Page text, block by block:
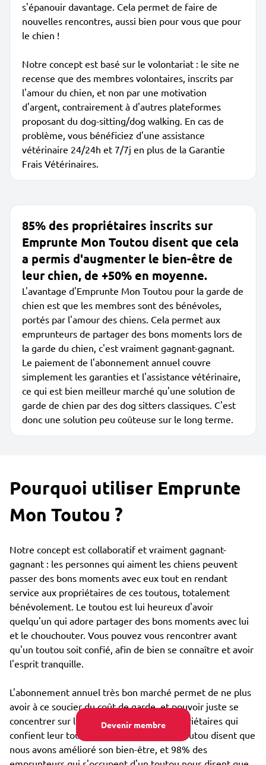
Devenir membre
s'épanouir davantage. Cela permet de faire de
nouvelles rencontres, aussi bien pour vous que pour
le chien !
Notre concept est basé sur le volontariat : le site ne
recense que des membres volontaires, inscrits par
l'amour du chien, et non par une motivation
d'argent, contrairement à d'autres plateformes
proposant du dog-sitting/dog walking. En cas de
problème, vous bénéficiez d'une assistance
vétérinaire 24/24h et 7/7j en plus de la Garantie
Frais Vétérinaires.
85% des propriétaires inscrits sur
Emprunte Mon Toutou disent que cela
a permis d'augmenter le bien-être de
leur chien, de +50% en moyenne.
L'avantage d'Emprunte Mon Toutou pour la garde de
chien est que les membres sont des bénévoles,
portés par l'amour des chiens. Cela permet aux
emprunteurs de partager des bons moments lors de
la garde du chien, c'est vraiment gagnant-gagnant.
Le paiement de l'abonnement annuel couvre
simplement les garanties et l'assistance vétérinaire,
ce qui est bien meilleur marché qu'une solution de
garde de chien par des dog sitters classiques. C'est
donc une solution peu coûteuse sur le long terme.
Pourquoi utiliser Emprunte
Mon Toutou ?
Notre concept est collaboratif et vraiment gagnant-
gagnant : les personnes qui aiment les chiens peuvent
passer des bons moments avec eux tout en rendant
service aux propriétaires de ces toutous, totalement
bénévolement. Le toutou est lui heureux d'avoir
quelqu'un qui adore partager des bons moments avec lui
et le chouchouter. Vous pouvez vous rencontrer avant
qu'un toutou soit confié, afin de bien se connaître et avoir
l'esprit tranquille.
L'abonnement annuel très bon marché permet de ne plus
avoir à ce soucier du coût de garde, et pouvoir juste se
concentrer sur le bien-être : 85% des propriétaires qui
confient leur toutou par Emprunte Mon Toutou disent que
nous avons amélioré son bien-être, et 98% des